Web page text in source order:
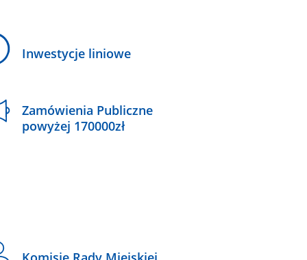
Inwestycje liniowe
Zamówienia Publiczne
powyżej 170000zł